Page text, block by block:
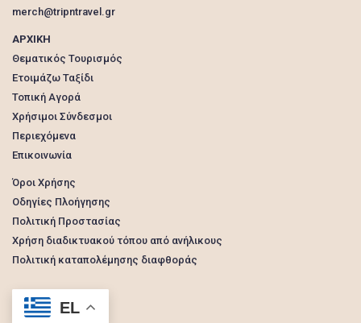
merch@tripntravel.gr
ΑΡΧΙΚΗ
Θεματικός Τουρισμός
Ετοιμάζω Ταξίδι
Τοπική Αγορά
Χρήσιμοι Σύνδεσμοι
Περιεχόμενα
Επικοινωνία
Όροι Χρήσης
Οδηγίες Πλοήγησης
Πολιτική Προστασίας
Χρήση διαδικτυακού τόπου από ανήλικους
Πολιτική καταπολέμησης διαφθοράς
EL